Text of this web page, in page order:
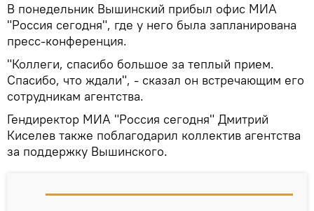
В понедельник Вышинский прибыл офис МИА
"Россия сегодня", где у него была запланирована
пресс-конференция.
"Коллеги, спасибо большое за теплый прием.
Спасибо, что ждали", - сказал он встречающим его
сотрудникам агентства.
Гендиректор МИА "Россия сегодня" Дмитрий
Киселев также поблагодарил коллектив агентства
за поддержку Вышинского.